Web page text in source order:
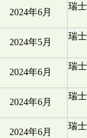
2024年6月
瑞
2024年5月
瑞
2024年6月
瑞
2024年6月
瑞
2024年6月
瑞